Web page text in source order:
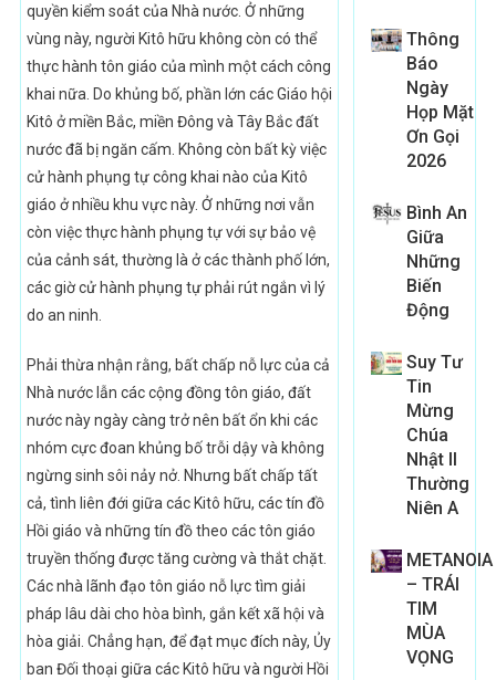
quyền kiểm soát của Nhà nước. Ở những
vùng này, người Kitô hữu không còn có thể
thực hành tôn giáo của mình một cách công
khai nữa. Do khủng bố, phần lớn các Giáo hội
Kitô ở miền Bắc, miền Đông và Tây Bắc đất
nước đã bị ngăn cấm. Không còn bất kỳ việc
cử hành phụng tự công khai nào của Kitô
giáo ở nhiều khu vực này. Ở những nơi vẫn
còn việc thực hành phụng tự với sự bảo vệ
của cảnh sát, thường là ở các thành phố lớn,
các giờ cử hành phụng tự phải rút ngắn vì lý
do an ninh.
Phải thừa nhận rằng, bất chấp nỗ lực của cả
Nhà nước lẫn các cộng đồng tôn giáo, đất
nước này ngày càng trở nên bất ổn khi các
nhóm cực đoan khủng bố trỗi dậy và không
ngừng sinh sôi nảy nở. Nhưng bất chấp tất
cả, tình liên đới giữa các Kitô hữu, các tín đồ
Hồi giáo và những tín đồ theo các tôn giáo
truyền thống được tăng cường và thắt chặt.
Các nhà lãnh đạo tôn giáo nỗ lực tìm giải
pháp lâu dài cho hòa bình, gắn kết xã hội và
hòa giải. Chẳng hạn, để đạt mục đích này, Ủy
ban Đối thoại giữa các Kitô hữu và người Hồi
Thông
Báo
Ngày
Họp Mặt
Ơn Gọi
2026
Bình An
Giữa
Những
Biến
Động
Suy Tư
Tin
Mừng
Chúa
Nhật II
Thường
Niên A
METANOIA
– TRÁI
TIM
MÙA
VỌNG